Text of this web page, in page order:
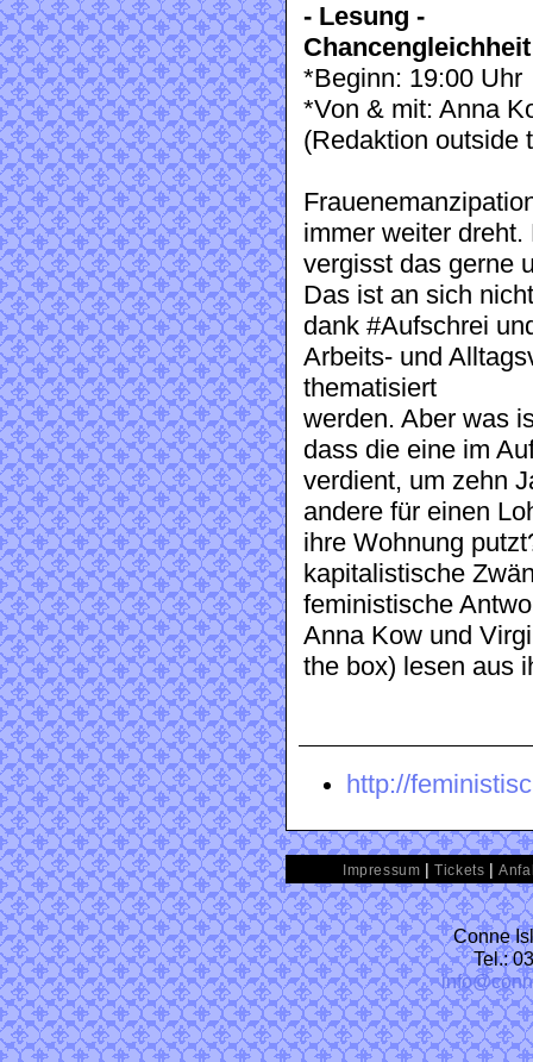
- Lesung -
*Beginn: 19:00 Uhr
*Von & mit: Anna
(Redaktion outside
immer weiter
vergisst das gerne
Das ist an sich
dank #Aufschrei
Arbeits- und
thematisiert
werden. Aber was
dass die eine im
verdient, um zehn
andere für einen
ihre Wohnung
kapitalistische
feministische
Anna Kow und
the box) lesen aus
http://
Impressum |Tickets |
Conne
Tel.: